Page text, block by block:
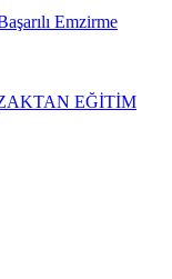
Emzirme
EĞİTİM